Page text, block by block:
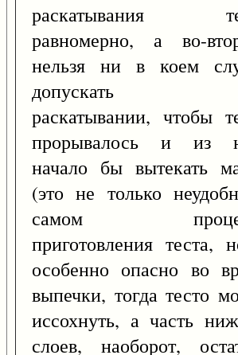
раскатывания
равномерно, а во-
нельзя ни в коем
допускать
раскатывании, чтобы
прорывалось и из
начало бы вытекать
(это не только
самом
приготовления теста,
особенно опасно во
выпечки, тогда тесто
иссохнуть, а часть
слоев, наоборот,